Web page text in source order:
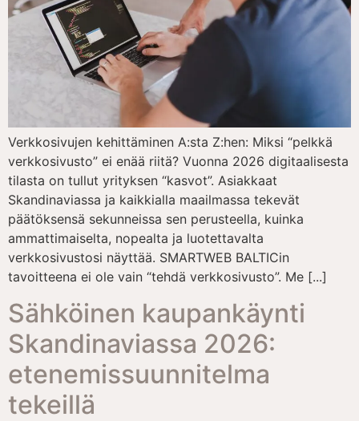
Verkkosivujen kehittäminen A:sta Z:hen: Miksi “pelkkä
verkkosivusto” ei enää riitä? Vuonna 2026 digitaalisesta
tilasta on tullut yrityksen “kasvot”. Asiakkaat
Skandinaviassa ja kaikkialla maailmassa tekevät
päätöksensä sekunneissa sen perusteella, kuinka
ammattimaiselta, nopealta ja luotettavalta
verkkosivustosi näyttää. SMARTWEB BALTICin
tavoitteena ei ole vain “tehdä verkkosivusto”. Me [...]
Sähköinen kaupankäynti
Skandinaviassa 2026:
etenemissuunnitelma
tekeillä